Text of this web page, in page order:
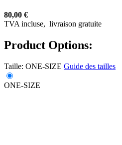
80,00 €
TVA incluse, livraison gratuite
Product Options:
Taille: ONE-SIZE Guide des tailles
ONE-SIZE